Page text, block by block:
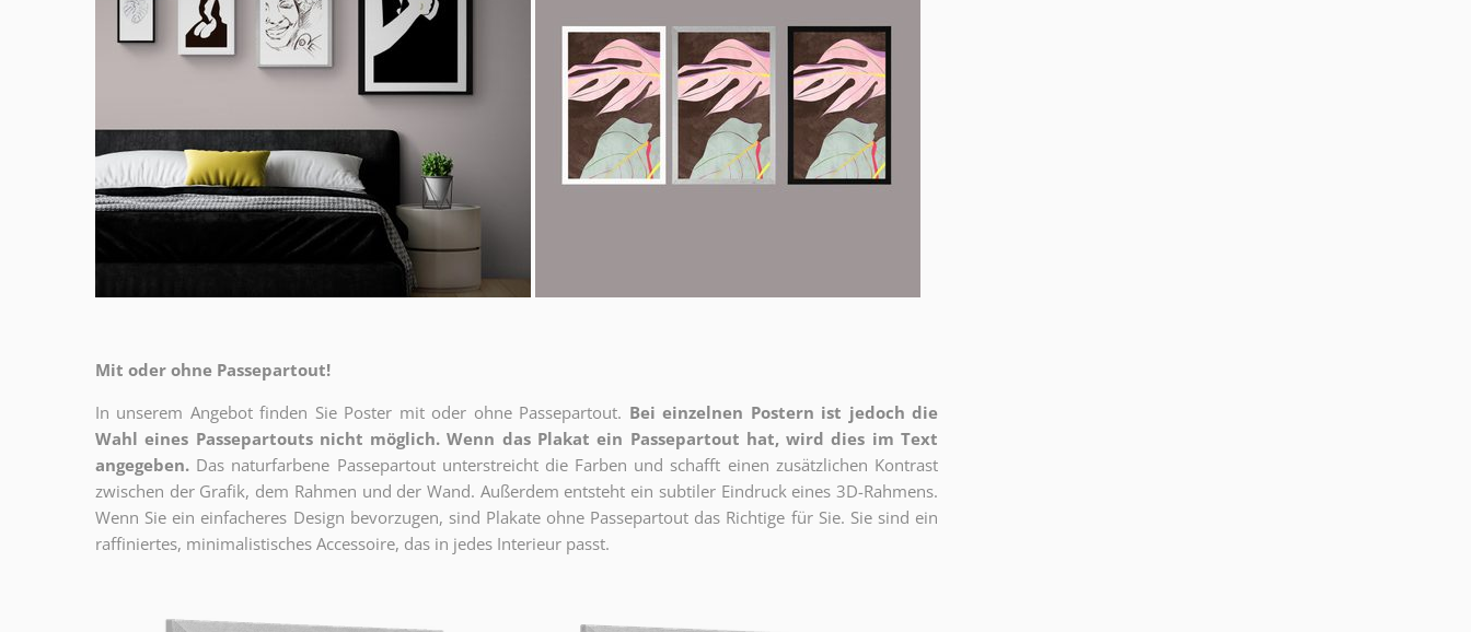
Mit oder ohne Passepartout!
In unserem Angebot finden Sie Poster mit oder ohne Passepartout. Bei einzelnen Postern ist jedoch die
Wahl eines Passepartouts nicht möglich. Wenn das Plakat ein Passepartout hat, wird dies im Text
angegeben. Das naturfarbene Passepartout unterstreicht die Farben und schafft einen zusätzlichen Kontrast
zwischen der Grafik, dem Rahmen und der Wand. Außerdem entsteht ein subtiler Eindruck eines 3D-Rahmens.
Wenn Sie ein einfacheres Design bevorzugen, sind Plakate ohne Passepartout das Richtige für Sie. Sie sind ein
raffiniertes, minimalistisches Accessoire, das in jedes Interieur passt.